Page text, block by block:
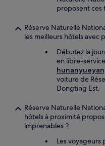
proposent ces
Réserve Naturelle
les meilleurs hôtels
Débutez la
en libre-
voiture de
Dongting Est.
Réserve Naturelle
hôtels à proximité
imprenables ?
Les